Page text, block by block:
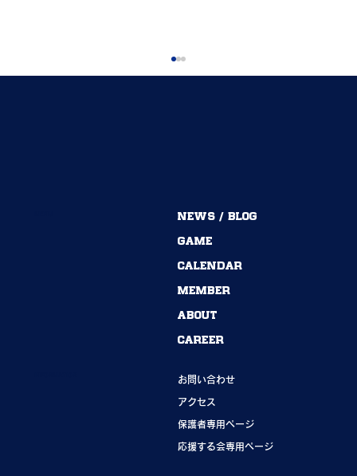
54期→55期｜ありがとうございました！
お問い合わせ
アクセス
保護者専用ページ
応援する会専用ページ
NEWS / BLOG
GAME
CALENDAR
MEMBER
ABOUT
CAREER